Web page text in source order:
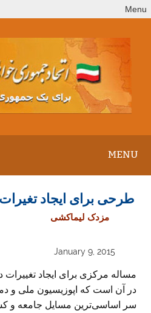
to
Menu
MENU
طرحی برای ایجاد
مزدک لیماکشی
January 9, 2015
مساله مرکزی برای ایجاد تغییرات
در آن است که اپوزیسیون ملی و
سر اساسی‌ترین مسایل جامعه و